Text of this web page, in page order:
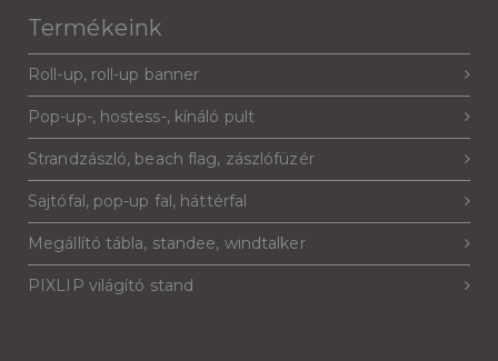
Termékeink
Roll-up, roll-up banner
Pop-up-, hostess-, kínáló pult
Strandzászló, beach flag, zászlófüzér
Sajtófal, pop-up fal, háttérfal
Megállító tábla, standee, windtalker
PIXLIP világító stand